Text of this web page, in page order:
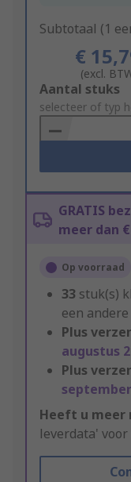
Subtotaal (1
€
(excl.
Add
to
Basket
Aantal stuks
selecteer of typ
GRATIS
meer dan
Op voorraad
33 stuk(s)
een
Plus
augustus
Plus
Heeft u meer
leverdata'